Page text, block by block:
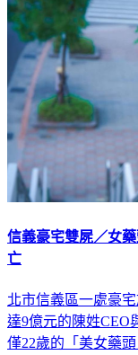
信義豪宅雙屍／女
亡
北市信義區一處豪
達9億元的陳姓CEO
僅22歲的「美女藥